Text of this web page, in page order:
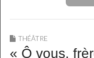
THÉÂTRE
« Ô vous,